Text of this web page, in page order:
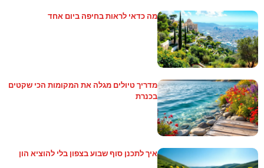
מה כדאי לראות בחיפה ביום אחד
מדריך טיולים מגלה את המקומות הכי שקטים
בכנרת
איך לתכנן סוף שבוע בצפון בלי להוציא הון